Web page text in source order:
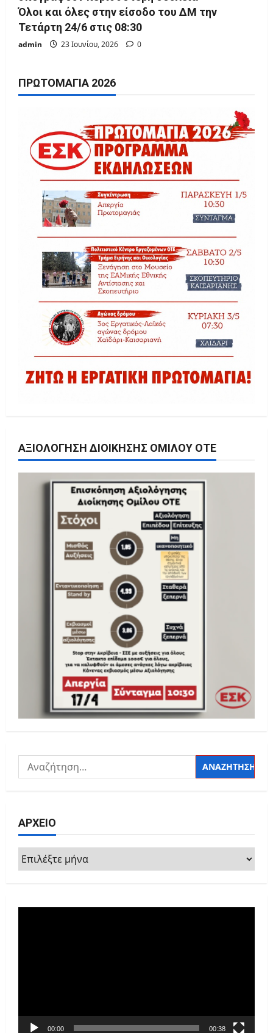
Όλοι και όλες στην είσοδο του ΔΜ την
Τετάρτη 24/6 στις 08:30
admin 23 Ιουνίου, 2026 0
ΠΡΩΤΟΜΑΓΙΆ 2026
ΑΞΙΟΛΌΓΗΣΗ ΔΙΟΊΚΗΣΗΣ ΟΜΊΛΟΥ ΟΤΕ
Αναζήτηση
για:
ΑΡΧΕΙΟ
ΑΡΧΕΙΟ
00:00 00:38